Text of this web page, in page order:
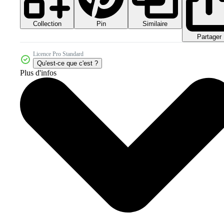
Collection Pin
Similaire
Partager
Licence Pro Standard
Qu'est-ce que c'est ?
Plus d'infos